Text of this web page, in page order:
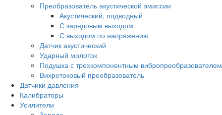
Преобразователь акустической эмиссии
Акустический, подводный
С зарядовым выходом
С выходом по напряжению
Датчик акустический
Ударный молоток
Подушка с трехкомпонентным вибропреобразователем
Вихретоковый преобразователь
Дaтчики давления
Калибраторы
Усилители